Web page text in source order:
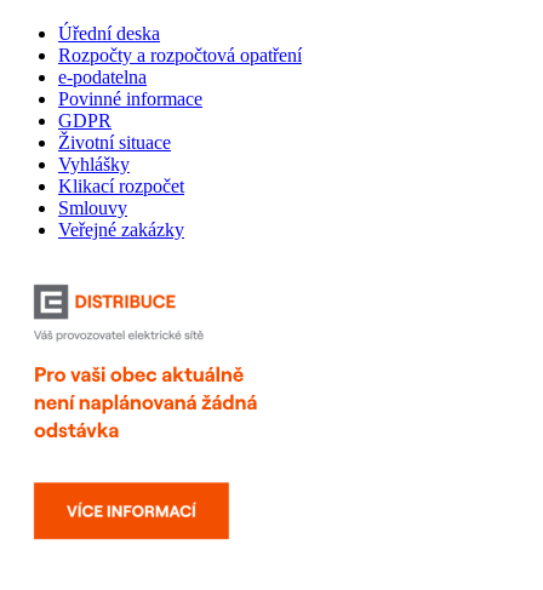
Úřední deska
Rozpočty a rozpočtová opatření
e-podatelna
Povinné informace
GDPR
Životní situace
Vyhlášky
Klikací rozpočet
Smlouvy
Veřejné zakázky